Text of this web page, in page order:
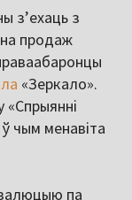
з’ехаць з
на продаж
«Зеркало».
«Спрыянні
чым менавіта
па